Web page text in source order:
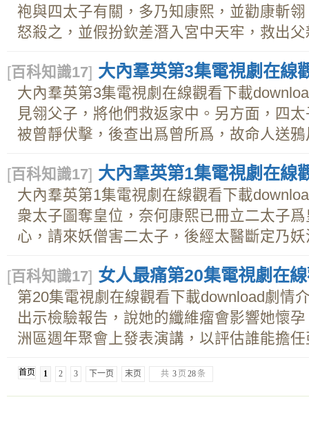
袍與四太子有關，多乃知康熙，並勸康斬
怒殺之，並假扮欽差潛入宮中天牢，救出
[百科知識17] 大內羣英第3集電視劇在線
大內羣英第3集電視劇在線觀看下載
見翎父子，將他們救返家中。另方面，四
被曾靜伏擊，後查出爲曾所爲，故命人送
[百科知識17] 大內羣英第1集電視劇在線
大內羣英第1集電視劇在線觀看下載
衆太子圖奪皇位，奈何康熙已冊立二太子
心，請來妖僧害二太子，後經太醫斷定乃
[百科知識17] 女人最痛第20集電視劇在
第20集電視劇在線觀看下載download劇情
出示檢驗報告，說她的纖維瘤會影響她懷
洲區週年聚會上發表演講，以評估誰能擔
首页 1 2 3 下一页 末页 共 3 页 28 条